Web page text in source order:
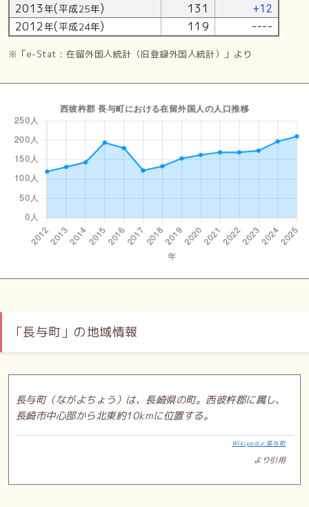
2013年(平成25年) 131 +12
2012年(平成24年) 119 ----
※「e-Stat : 在留外国人統計（旧登録外国人統計）」より
「長与町」の地域情報
長与町（ながよちょう）は、長崎県の町。西彼杵郡に属し、
長崎市中心部から北東約10kmに位置する。
Wikipedia:長与町
より引用